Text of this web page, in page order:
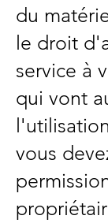
du
le droit
service à
qui vont
vous